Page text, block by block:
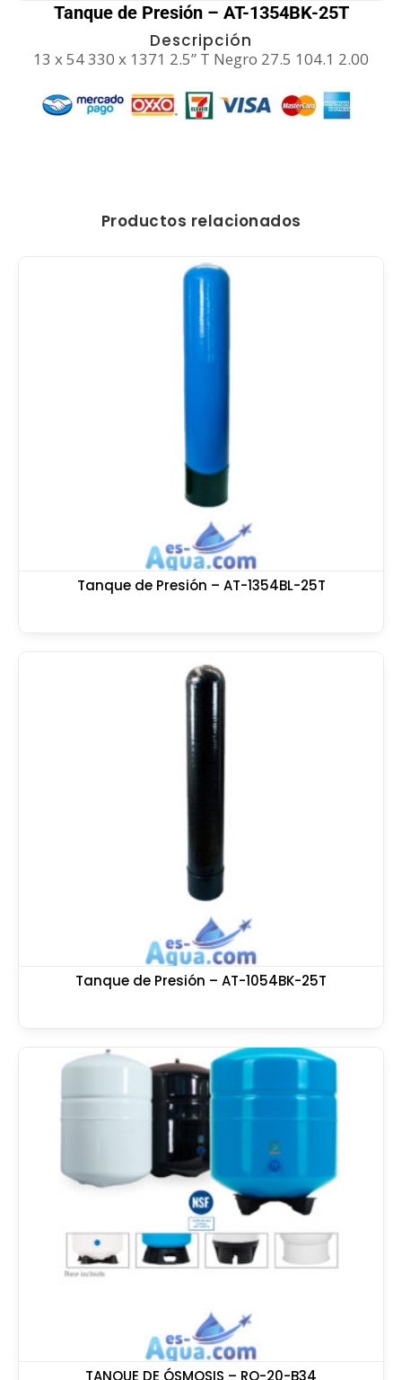
Tanque de Presión – AT-1354BK-25T
Descripción
13 x 54 330 x 1371 2.5” T Negro 27.5 104.1 2.00
Productos relacionados
Tanque de Presión – AT-1354BL-25T
Tanque de Presión – AT-1054BK-25T
TANQUE DE ÓSMOSIS – RO-20-B34